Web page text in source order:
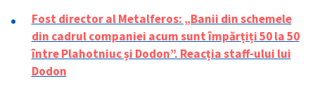
Fost director al Metalferos: „Banii din schemele
din cadrul companiei acum sunt împărțiți 50 la 50
între Plahotniuc și Dodon”. Reacția staff-ului lui
Dodon